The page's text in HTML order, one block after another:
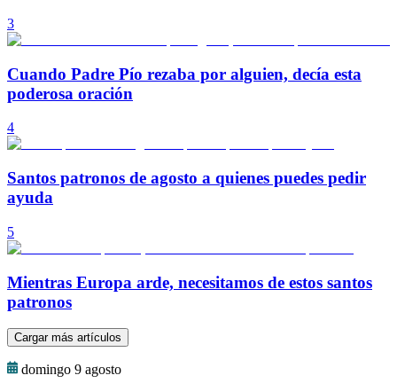
3
Cuando Padre Pío rezaba por alguien, decía esta
poderosa oración
4
Santos patronos de agosto a quienes puedes pedir
ayuda
5
Mientras Europa arde, necesitamos de estos santos
patronos
Cargar más artículos
domingo 9 agosto